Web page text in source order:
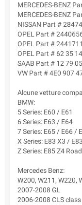
MERCEDES-BENZ
MERCEDES-BENZ
NISSAN Part #
OPEL Part #
OPEL Part #
OPEL Part # 62 35
SAAB Part # 12 79
VW Part # 4E0 907
Alcune vetture
BMW:
5 Series: E60 / E61
6 Series: E63 / E64
7 Series: E65 / E66 /
X Series: E83 X3 /
Z Series: E85 Z4
Mercedes Benz:
W200, W211, W220,
2007-2008 GL
2006-2008 CLS class